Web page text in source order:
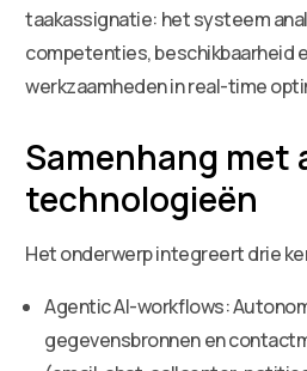
taakassignatie: het systeem
competenties, beschikbaarheid
werkzaamheden in real-time
Samenhang met
technologieën
Het onderwerp integreert drie
Agentic AI-workflows:
gegevensbronnen en